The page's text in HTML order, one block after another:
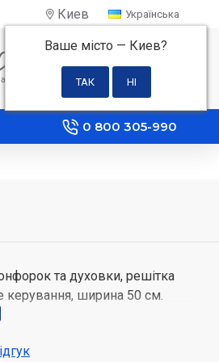
Киев
Ваше місто — Киев?
Українська
Порівняння
0 грн
0 800 305-990
та духовки, решітка
керування, ширина 50 см.
кВт 1, Задня ліва, кВт 1,75,